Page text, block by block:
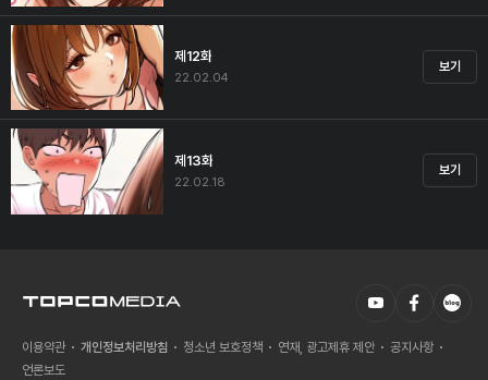
제12화
22.02.04
보기
제13화
22.02.18
보기
이용약관 개인정보처리방침 청소년 보호정책 연재, 광고제휴 제안
공지사항
언론보도